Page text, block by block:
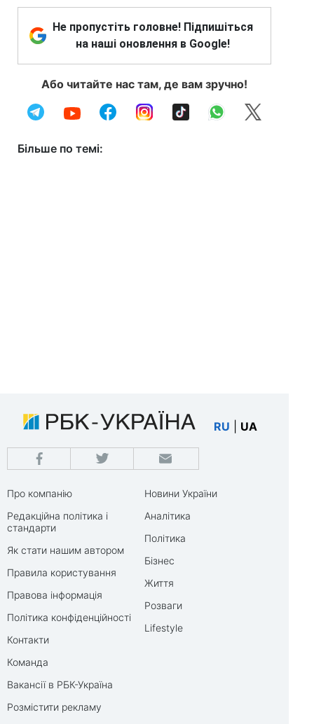
Не пропустіть головне! Підпишіться
на наші оновлення в Google!
Або читайте нас там, де вам зручно!
Більше по темі:
RU UA
Про компанію
Редакційна політика і
стандарти
Як стати нашим автором
Правила користування
Правова інформація
Політика конфіденційності
Контакти
Команда
Вакансії в РБК-Україна
Розмістити рекламу
Новини України
Аналітика
Політика
Бізнес
Життя
Розваги
Lifestyle